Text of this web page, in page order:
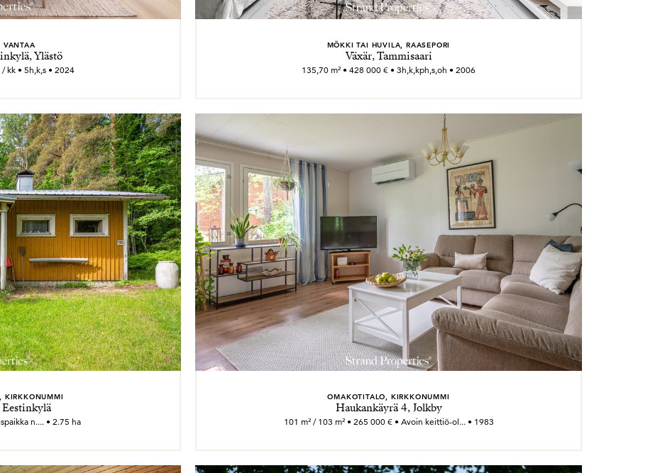
VANTAA
Ylästö
kk • 5h,k,s • 2024
MÖKKI TAI HUVILA, RAASEPORI
Växär, Tammisaari
135,70 m² • 428 000 € • 3h,k,kph,s,oh • 2006
KIRKKONUMMI
Eestinkylä
n.... • 2.75 ha
OMAKOTITALO, KIRKKONUMMI
Haukankäyrä 4, Jolkby
101 m² / 103 m² • 265 000 € • Avoin keittiö-ol... • 1983